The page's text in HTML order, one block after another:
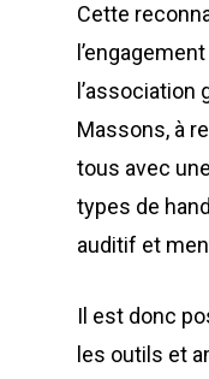
Cette
l’association
Massons, à
tous avec
types de
auditif et
Il est donc
les outils et